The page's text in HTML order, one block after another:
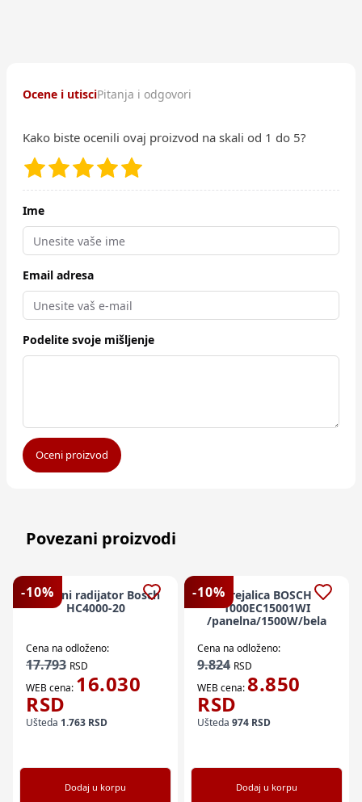
Ocene i utisciPitanja i odgovori
Kako biste ocenili ovaj proizvod na skali od 1 do 5?
Ime
Email adresa
Podelite svoje mišljenje
Oceni proizvod
Povezani proizvodi
-10%
Panelni radijator Bosch
HC4000-20
Cena na odloženo:
17.793 RSD
WEB cena: 16.030
RSD
Ušteda 1.763 RSD
Dodaj u korpu
-10%Grejalica BOSCH
1000EC15001WI
/panelna/1500W/bela
Cena na odloženo:
9.824 RSD
WEB cena:8.850
RSD
Ušteda 974 RSD
Dodaj u korpu